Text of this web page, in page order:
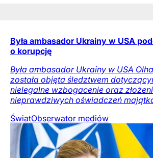
Była ambasador Ukrainy w USA
o korupcję
Była ambasador Ukrainy w USA
została objęta śledztwem
nielegalne wzbogacenie oraz
nieprawdziwych oświadczeń
ŚwiatObserwator mediów